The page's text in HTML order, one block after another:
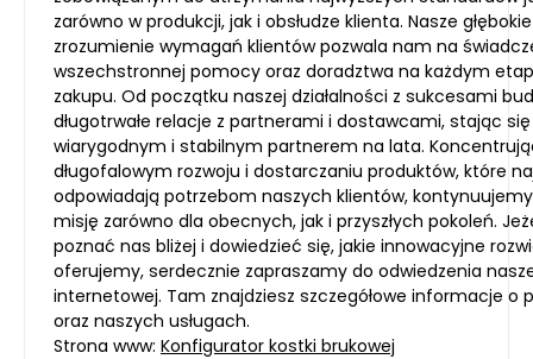
zarówno w produkcji, jak i obsłudze klienta. Nasze głębokie
zrozumienie wymagań klientów pozwala nam na
wszechstronnej pomocy oraz doradztwa na każdym
zakupu. Od początku naszej działalności z sukcesami
długotrwałe relacje z partnerami i dostawcami, stając się
wiarygodnym i stabilnym partnerem na lata.
długofalowym rozwoju i dostarczaniu produktów, które
odpowiadają potrzebom naszych klientów,
misję zarówno dla obecnych, jak i przyszłych pokoleń.
poznać nas bliżej i dowiedzieć się, jakie innowacyjne
oferujemy, serdecznie zapraszamy do odwiedzenia
internetowej. Tam znajdziesz szczegółowe informacje o
oraz naszych usługach.
Strona www: Konfigurator kostki brukowej